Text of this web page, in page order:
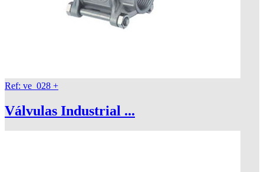
Ref: ve_028 +
Válvulas Industrial ...